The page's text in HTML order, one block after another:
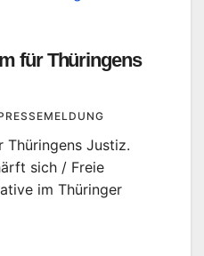
für Thüringens
Thüringens Justiz.
sich / Freie
im Thüringer